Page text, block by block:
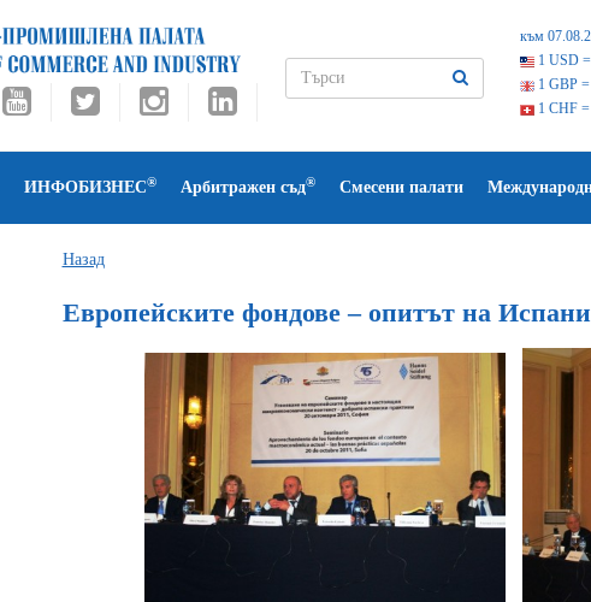
към
1 USD =
1 GBP =
1 CHF =
ИНФОБИЗНЕС® Арбитражен съд® Смесени палати
Назад
Европейските фондове – опитът на